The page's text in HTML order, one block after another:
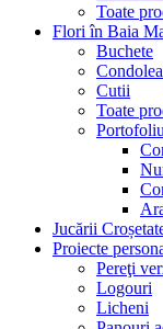
Toate
Flori în Baia
Buchete
Cutii
Toate
Portofoliu
Jucării
Proiecte
Pereţi
Logouri
Licheni